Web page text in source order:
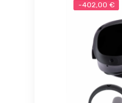
-402,00 €